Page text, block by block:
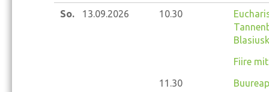
So. 13.09.2026 10.30
Fiire
11.30